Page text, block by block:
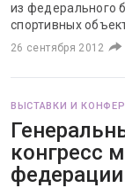
из федерального
спортивных
26 сентября 2012
ВЫСТАВКИ И
конгресс